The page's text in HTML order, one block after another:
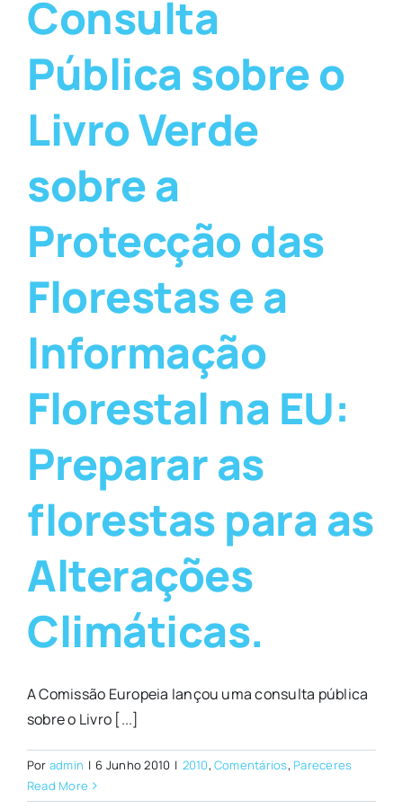
Consulta
Pública sobre o
Livro Verde
sobre a
Protecção das
Florestas e a
Informação
Florestal na EU:
Preparar as
florestas para as
Alterações
Climáticas.
A Comissão Europeia lançou uma consulta pública
sobre o Livro [...]
Por admin | 6 Junho 2010 | 2010,Comentários, Pareceres
Read More